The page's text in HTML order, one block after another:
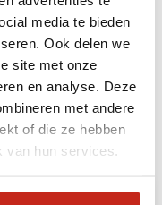
media te bieden
Ook delen we
site met onze
en analyse. Deze
met andere
of die ze hebben
van hun services.